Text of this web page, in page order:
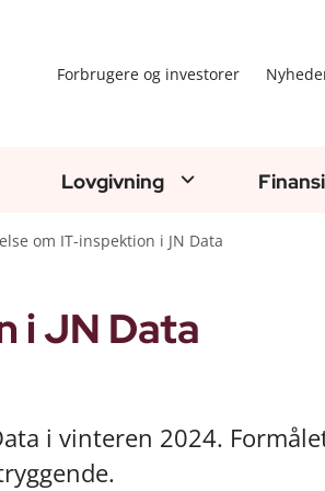
Forbrugere og investorer
Lovgivning
om IT-inspektion i JN Data
i JN Data
i vinteren 2024.